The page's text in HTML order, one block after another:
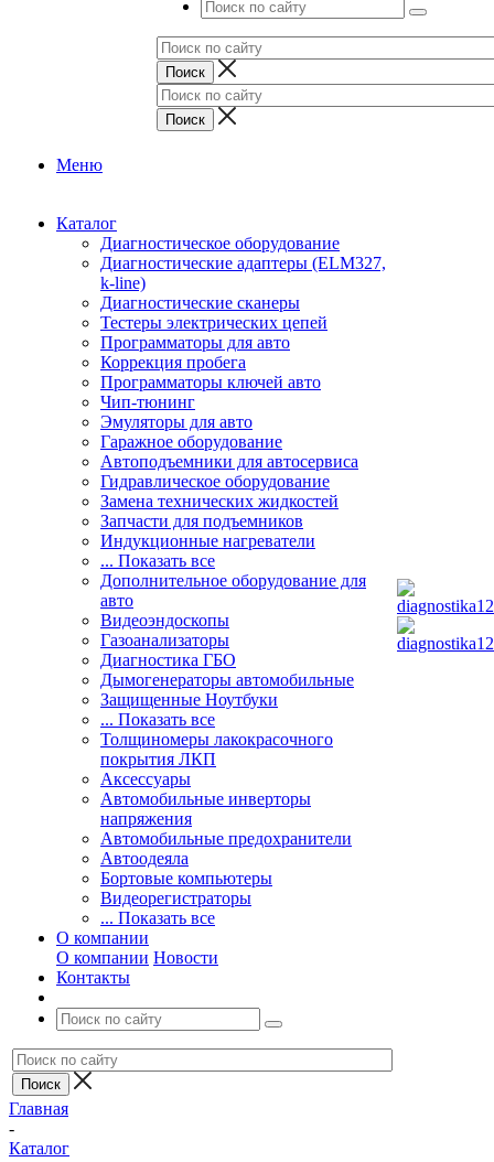
Меню
Каталог
Диагностическое оборудование
Диагностические адаптеры (ELM327,
k-line)
Диагностические сканеры
Тестеры электрических цепей
Программаторы для авто
Коррекция пробега
Программаторы ключей авто
Чип-тюнинг
Эмуляторы для авто
Гаражное оборудование
Автоподъемники для автосервиса
Гидравлическое оборудование
Замена технических жидкостей
Запчасти для подъемников
Индукционные нагреватели
... Показать все
Дополнительное оборудование для
авто
Видеоэндоскопы
Газоанализаторы
Диагностика ГБО
Дымогенераторы автомобильные
Защищенные Ноутбуки
... Показать все
Толщиномеры лакокрасочного
покрытия ЛКП
Аксессуары
Автомобильные инверторы
напряжения
Автомобильные предохранители
Автоодеяла
Бортовые компьютеры
Видеорегистраторы
... Показать все
О компании
О компании Новости
Контакты
Главная
-
Каталог